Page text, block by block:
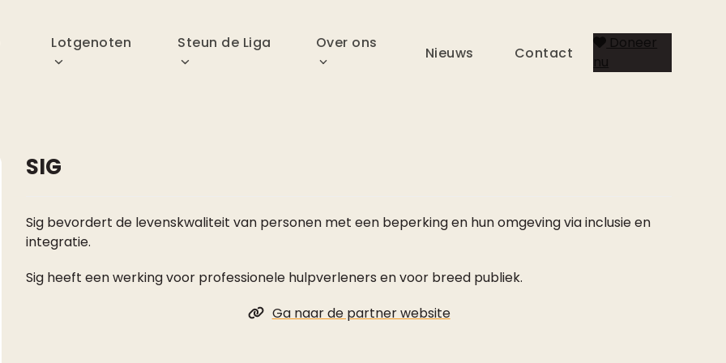
Lotgenoten Steun de Liga Over ons
Nieuws Contact
Doneer
nu
SIG
Sig bevordert de levenskwaliteit van personen met een beperking en hun omgeving via inclusie en
integratie.
Sig heeft een werking voor professionele hulpverleners en voor breed publiek.
Ga naar de partner website